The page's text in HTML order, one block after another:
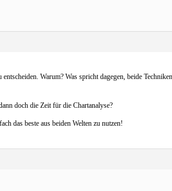
Warum? Was spricht dagegen, beide
doch die Zeit für die Chartanalyse?
das beste aus beiden Welten zu nutzen!